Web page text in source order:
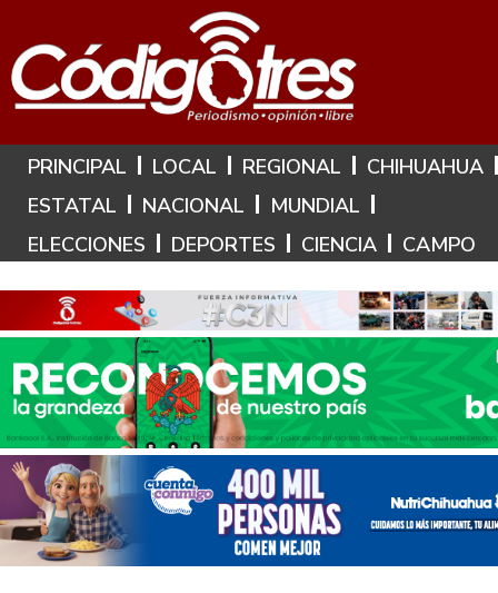
Hoy es: 9 de Agosto de 2026
PRINCIPAL LOCAL REGIONAL
CHIHUAHUA
ESTATAL
NACIONAL
MUNDIAL
ELECCIONES
DEPORTES CIENCIA CAMPO